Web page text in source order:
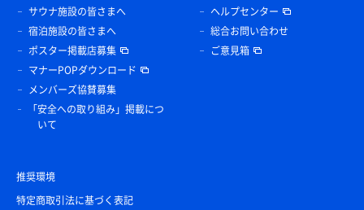
サウナ施設の皆さまへ
宿泊施設の皆さまへ
ポスター掲載店募集
マナーPOPダウンロード
メンバーズ協賛募集
「安全への取り組み」掲載につ
いて
ヘルプセンター
総合お問い合わせ
ご意見箱
推奨環境
特定商取引法に基づく表記